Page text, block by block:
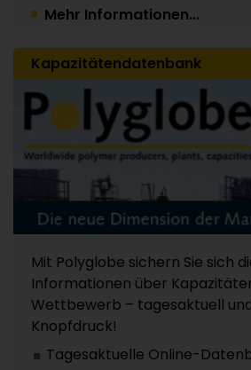
Mehr Informationen...
Kapazitätendatenbank
Mit Polyglobe sichern Sie sich
Informationen über
Wettbewerb – tagesaktuell
Knopfdruck!
Tagesaktuelle Online-